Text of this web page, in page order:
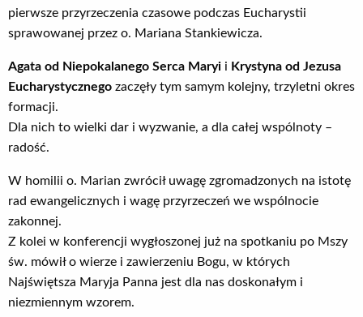
pierwsze przyrzeczenia czasowe podczas Eucharystii
sprawowanej przez o. Mariana Stankiewicza.
Agata od Niepokalanego Serca Maryi i Krystyna od Jezusa
Eucharystycznego zaczęły tym samym kolejny, trzyletni okres
formacji.
Dla nich to wielki dar i wyzwanie, a dla całej wspólnoty –
radość.
W homilii o. Marian zwrócił uwagę zgromadzonych na istotę
rad ewangelicznych i wagę przyrzeczeń we wspólnocie
zakonnej.
Z kolei w konferencji wygłoszonej już na spotkaniu po Mszy
św. mówił o wierze i zawierzeniu Bogu, w których
Najświętsza Maryja Panna jest dla nas doskonałym i
niezmiennym wzorem.